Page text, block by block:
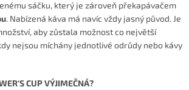
sáčku, který je zároveň překapávačem
. Nabízená káva má navíc vždy jasný původ. Je
aby zůstala možnost co největší
nejsou míchány jednotlivé odrůdy nebo kávy
CUP VÝJIMEČNÁ?